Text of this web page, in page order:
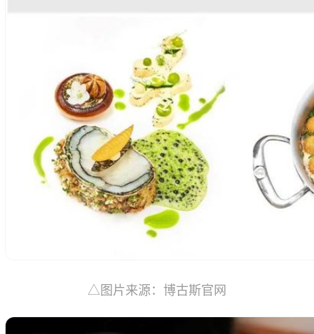
△图片来源：博古斯官网